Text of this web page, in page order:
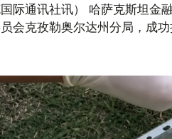
国际通讯社讯） 哈萨克斯坦金
会克孜勒奥尔达州分局，成